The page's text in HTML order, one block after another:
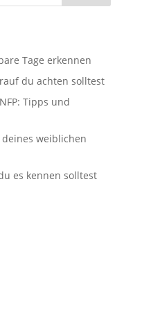
Tage erkennen
du achten solltest
Tipps und
weiblichen
es kennen solltest